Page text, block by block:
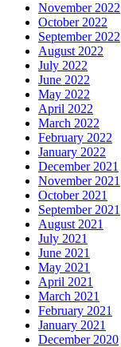
November 2022
October 2022
September 2022
August 2022
July 2022
June 2022
May 2022
April 2022
March 2022
February 2022
January 2022
December 2021
November 2021
October 2021
September 2021
August 2021
July 2021
June 2021
May 2021
April 2021
March 2021
February 2021
January 2021
December 2020